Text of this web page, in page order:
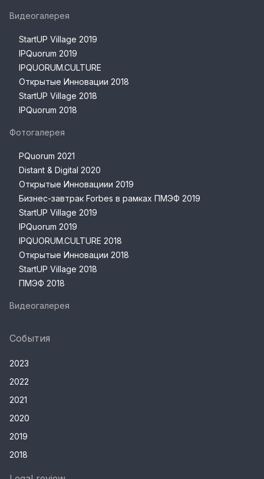
Видеогалерея
StartUP Village 2019
IPQuorum 2019
IPQUORUM.CULTURE
Открытые Инновации 2018
StartUP Village 2018
IPQuorum 2018
Фотогалерея
PQuorum 2021
Distant & Digital 2020
Открытые Инновациии 2019
Бизнес-завтрак Forbes в рамках ПМЭФ 2019
StartUP Village 2019
IPQuorum 2019
IPQUORUM.CULTURE 2018
Открытые Инновации 2018
StartUP Village 2018
ПМЭФ 2018
Видеогалерея
События
2023
2022
2021
2020
2019
2018